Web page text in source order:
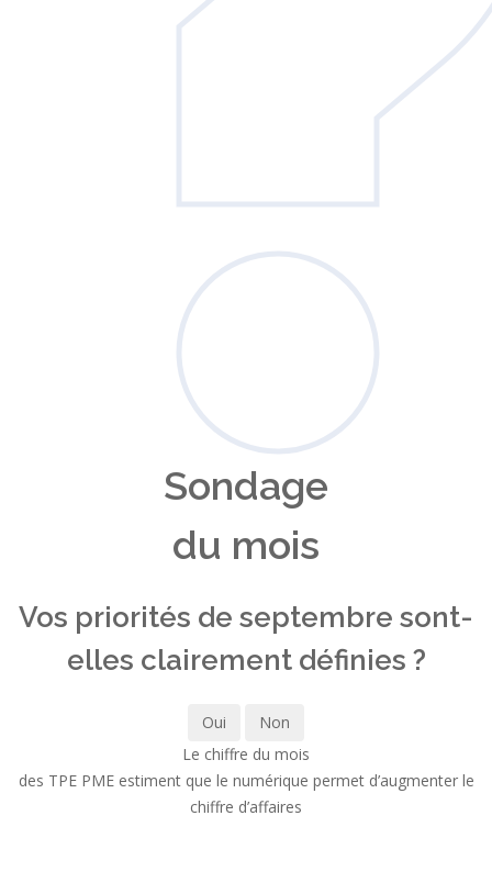
Sondage
du mois
Vos priorités de septembre sont-
elles clairement définies ?
Oui
Non
Le chiffre du mois
des TPE PME estiment que le numérique permet d’augmenter le
chiffre d’affaires